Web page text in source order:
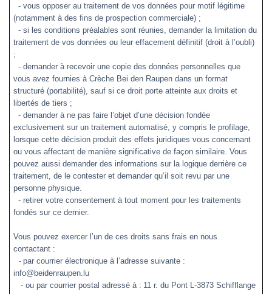
- vous opposer au traitement de vos données pour motif légitime
(notamment à des fins de prospection commerciale) ;
- si les conditions préalables sont réunies, demander la limitation du
traitement de vos données ou leur effacement définitif (droit à l’oubli)
;
- demander à recevoir une copie des données personnelles que
vous avez fournies à Crèche Bei den Raupen dans un format
structuré (portabilité), sauf si ce droit porte atteinte aux droits et
libertés de tiers ;
- demander à ne pas faire l’objet d’une décision fondée
exclusivement sur un traitement automatisé, y compris le profilage,
lorsque cette décision produit des effets juridiques vous concernant
ou vous affectant de manière significative de façon similaire. Vous
pouvez aussi demander des informations sur la logique derrière ce
traitement, de le contester et demander qu’il soit revu par une
personne physique.
- retirer votre consentement à tout moment pour les traitements
fondés sur ce dernier.
Vous pouvez exercer l’un de ces droits sans frais en nous
contactant :
- par courrier électronique à l’adresse suivante :
info@beidenraupen.lu
- ou par courrier postal adressé à : 11 r. du Pont L-3873 Schifflange